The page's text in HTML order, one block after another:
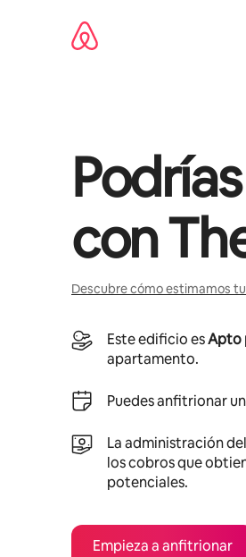
con
Descubre cómo estimamos
Este edificio esApto
apartamento.
Puedes anfitrionar
La administración
los cobros que
potenciales.
Empieza a anfitrionar